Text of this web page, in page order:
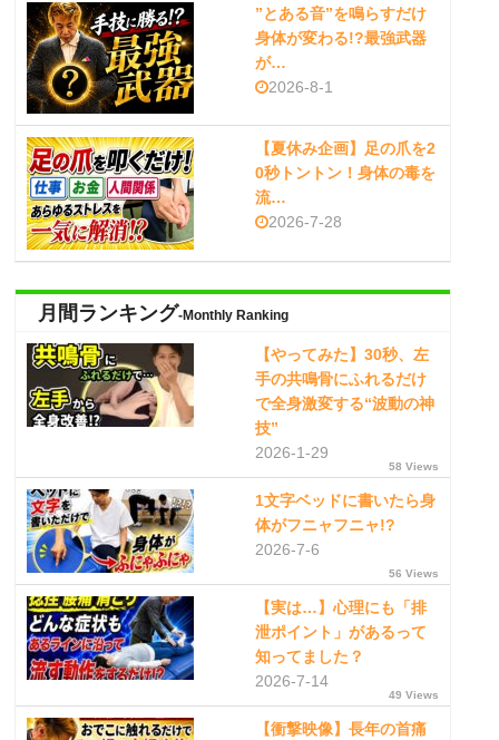
”とある音”を鳴らすだけ
身体が変わる!?最強武器
が…
2026-8-1
【夏休み企画】足の爪を2
0秒トントン！身体の毒を
流…
2026-7-28
月間ランキング-Monthly Ranking
【やってみた】30秒、左
手の共鳴骨にふれるだけ
で全身激変する“波動の神
技”
2026-1-29
58 Views
1文字ベッドに書いたら身
体がフニャフニャ!?
2026-7-6
56 Views
【実は…】心理にも「排
泄ポイント」があるって
知ってました？
2026-7-14
49 Views
【衝撃映像】長年の首痛